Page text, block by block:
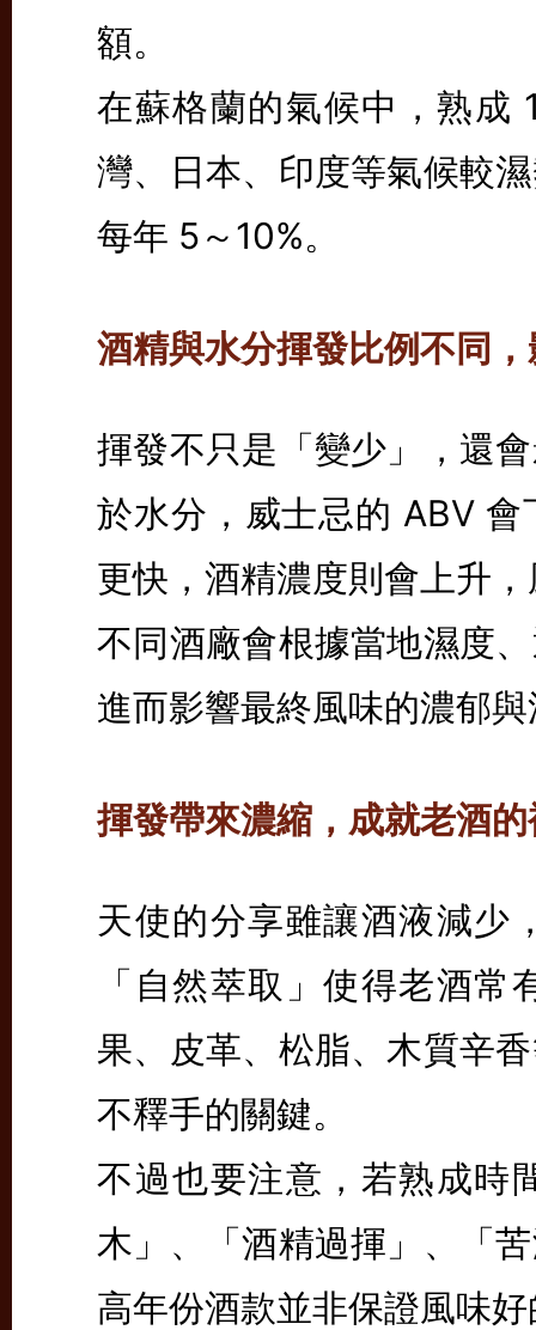
額。
在蘇格蘭的氣候中，熟成
灣、日本、印度等氣候較
每年 5～10%。
酒精與水分揮發比例不同
揮發不只是「變少」，還
於水分，威士忌的 ABV
更快，酒精濃度則會上升
不同酒廠會根據當地濕度
進而影響最終風味的濃郁
揮發帶來濃縮，成就老酒
天使的分享雖讓酒液減少
「自然萃取」使得老酒
果、皮革、松脂、木質辛
不釋手的關鍵。
不過也要注意，若熟成時
木」、「酒精過揮」、「
高年份酒款並非保證風味